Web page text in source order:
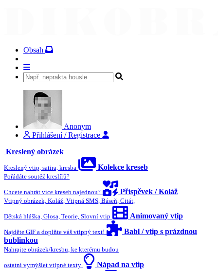
Obsah
Anonym
Přihlášení / Registrace
Kreslený obrázek
Kreslený vtip, satira, kresba Kolekce kreseb
Pořádáte soutěž kreslířů?
Chcete nahrát více kreseb najednou? Příspěvek / Koláž
Vtipný obrázek, Koláž, Vtipná SMS, Báseň, Citát,
Dětská hláška, Glosa, Teorie, Slovní vtip Animovaný vtip
Najděte GIF a doplňte váš vtipný text!
Babl / vtip s prázdnou
bublinkou
Nahrajte obrázek/kresbu, ke kterému budou
ostatní vymýšlet vtipné texty Nápad na vtip